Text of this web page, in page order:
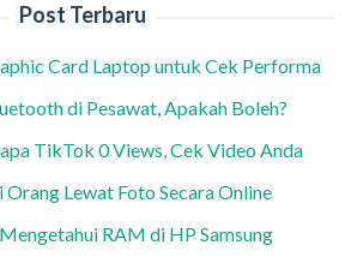
Post Terbaru
Card Laptop untuk Cek Performa
di Pesawat, Apakah Boleh?
TikTok 0 Views, Cek Video Anda
Lewat Foto Secara Online
RAM di HP Samsung